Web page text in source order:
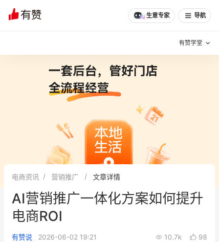
生意专家 导航
有赞学堂
增长方法
有赞专家说
新零售最佳实践
面对面聊增长
新零售大会
电商资讯 营销推广 文章详情
AI营销推广一体化方案如何提升
电商ROI
有赞说 2026-06-02 19:21 10.7k 98